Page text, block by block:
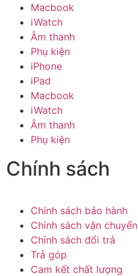
Macbook
iWatch
Âm thanh
Phụ kiện
iPhone
iPad
Macbook
iWatch
Âm thanh
Phụ kiện
Chính sách
Chính sách bảo hành
Chính sách vận chuyển
Chính sách đổi trả
Trả góp
Cam kết chất lượng